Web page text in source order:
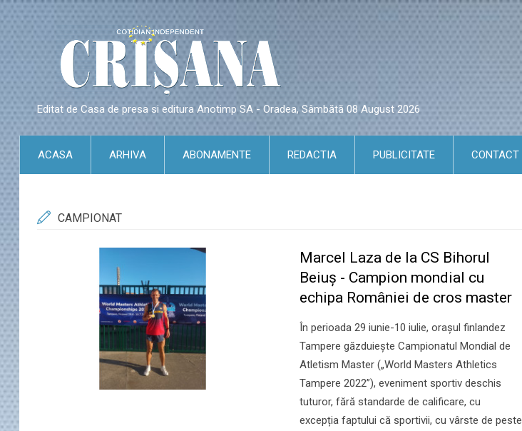
Editat de Casa de presa si editura Anotimp SA - Oradea, Sâmbătă 08 August 2026
ACASA ARHIVA ABONAMENTE REDACTIA PUBLICITATE CONTACT
CAMPIONAT
Marcel Laza de la CS Bihorul
Beiuş - Campion mondial cu
echipa României de cros master
În perioada 29 iunie-10 iulie, orașul finlandez
Tampere găzduiește Campionatul Mondial de
Atletism Master („World Masters Athletics
Tampere 2022”), eveniment sportiv deschis
tuturor, fără standarde de calificare, cu
excepția faptului că sportivii, cu vârste de peste